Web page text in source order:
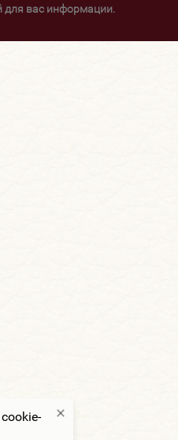
для вас информации.